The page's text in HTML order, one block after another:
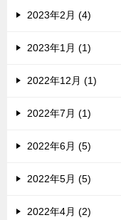
2023年2月 (4)
2023年1月 (1)
2022年12月 (1)
2022年7月 (1)
2022年6月 (5)
2022年5月 (5)
2022年4月 (2)